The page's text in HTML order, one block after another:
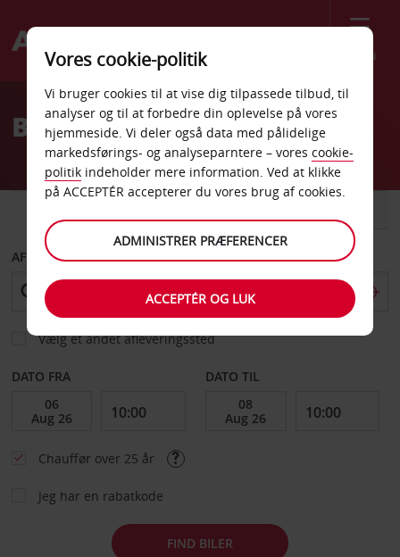
Menu
Welcome
AvisBilleje St Malo
AFHENT FRA
Vælg et andet afleveringssted
DATO FRA DATO TIL
Chauffør over 25 år
Jeg har en rabatkode
FIND BILER
Vores cookie-politik
Vi bruger cookies til at vise dig tilpassede tilbud, til
analyser og til at forbedre din oplevelse på vores
hjemmeside. Vi deler også data med pålidelige
markedsførings- og analyseparntere – vores cookie-
politik indeholder mere information. Ved at klikke
på ACCEPTÉR accepterer du vores brug af cookies.
ADMINISTRER PRÆFERENCER
ACCEPTÉR OG LUK